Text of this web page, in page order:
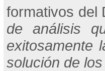
formativos del
de análisis
exitosamente
solución de